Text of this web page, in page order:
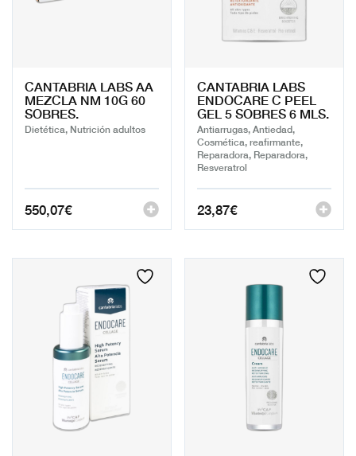
CANTABRIA LABS AA
MEZCLA NM 10G 60
SOBRES.
Dietética, Nutrición adultos
550,07€
CANTABRIA LABS
ENDOCARE C PEEL
GEL 5 SOBRES 6 MLS.
Antiarrugas, Antiedad,
Cosmética, reafirmante,
Reparadora, Reparadora,
Resveratrol
23,87€